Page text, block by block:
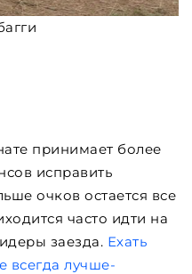
принимает более
исправить
очков остается все
часто идти на
заезда. Ехать
всегда лучше-